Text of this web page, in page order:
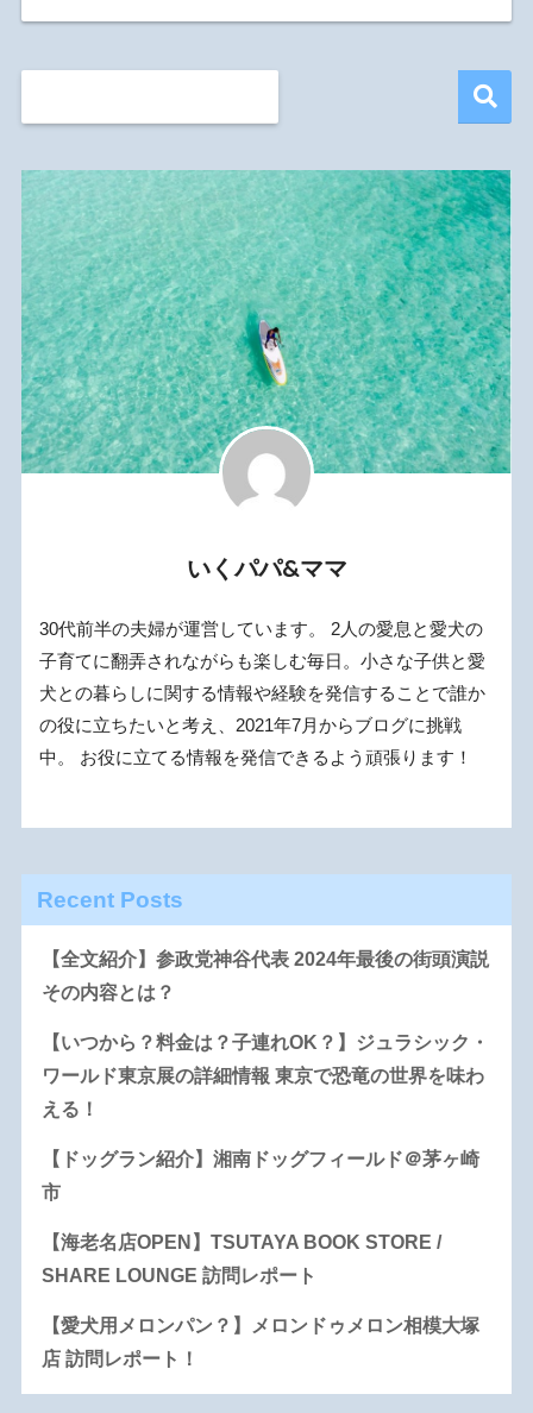
いくパパ&ママ
30代前半の夫婦が運営しています。 2人の愛息と愛犬の
子育てに翻弄されながらも楽しむ毎日。小さな子供と愛
犬との暮らしに関する情報や経験を発信することで誰か
の役に立ちたいと考え、2021年7月からブログに挑戦
中。 お役に立てる情報を発信できるよう頑張ります！
Recent Posts
【全文紹介】参政党神谷代表 2024年最後の街頭演説
その内容とは？
【いつから？料金は？子連れOK？】ジュラシック・
ワールド東京展の詳細情報 東京で恐竜の世界を味わ
える！
【ドッグラン紹介】湘南ドッグフィールド＠茅ヶ崎
市
【海老名店OPEN】TSUTAYA BOOK STORE /
SHARE LOUNGE 訪問レポート
【愛犬用メロンパン？】メロンドゥメロン相模大塚
店 訪問レポート！